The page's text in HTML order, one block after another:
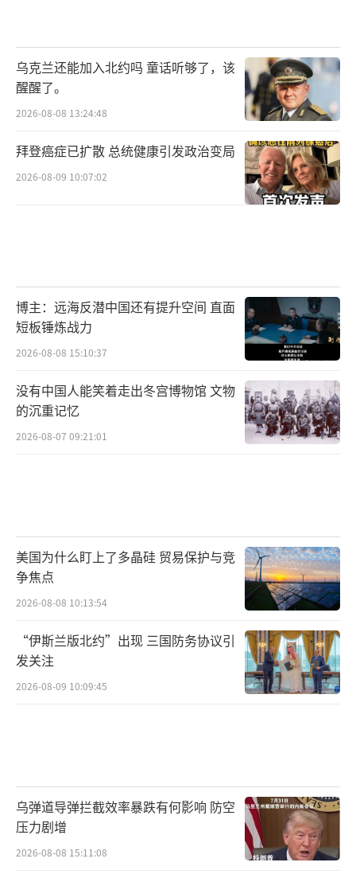
乌克兰还能加入北约吗 童话听够了，该
醒醒了。
2026-08-08 13:24:48
拜登癌症已扩散 总统健康引发政治变局
2026-08-09 10:07:02
博主：远海反潜中国还有提升空间 直面
短板锤炼战力
2026-08-08 15:10:37
没有中国人能笑着走出冬宫博物馆 文物
的沉重记忆
2026-08-07 09:21:01
美国为什么盯上了多晶硅 贸易保护与竞
争焦点
2026-08-08 10:13:54
“伊斯兰版北约”出现 三国防务协议引
发关注
2026-08-09 10:09:45
乌弹道导弹拦截效率暴跌有何影响 防空
压力剧增
2026-08-08 15:11:08